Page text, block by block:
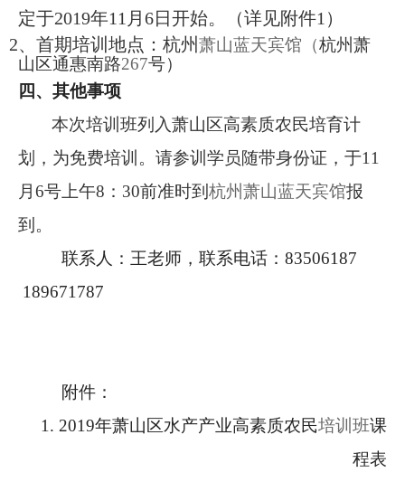
定于2019年11 月 6日开始。（详见附件1 ）
2、首期培训地点：杭州萧山蓝天宾馆（杭州萧
山区通惠南路267号）
四、其他事项
本次培训班列入萧山区高素质农民培育计
划，为免费培训。请参训学员随带身份证，于11
月 6号上午8 ： 30前准时到 杭州萧山蓝天宾馆报
到。
联系人：王老师，联系电话： 83506187
189671787
附件：
1. 2019年萧山区水产产业高素质农民培训班课
程表